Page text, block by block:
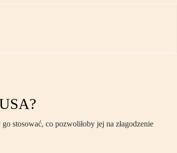
stosować, co pozwoliłoby jej na złagodzenie